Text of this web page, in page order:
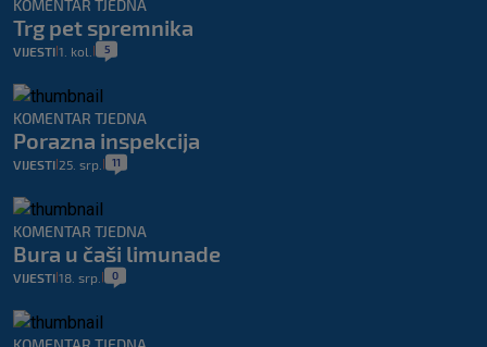
KOMENTAR TJEDNA
Trg pet spremnika
VIJESTI 1. kol. 5
KOMENTAR TJEDNA
Porazna inspekcija
VIJESTI 25. srp. 11
KOMENTAR TJEDNA
Bura u čaši limunade
VIJESTI 18. srp. 0